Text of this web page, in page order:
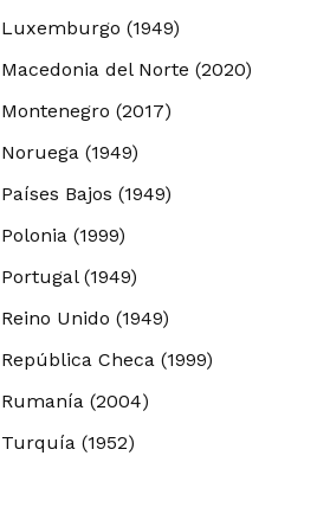
Luxemburgo (1949)
Macedonia del Norte (2020)
Montenegro (2017)
Noruega (1949)
Países Bajos (1949)
Polonia (1999)
Portugal (1949)
Reino Unido (1949)
República Checa (1999)
Rumanía (2004)
Turquía (1952)